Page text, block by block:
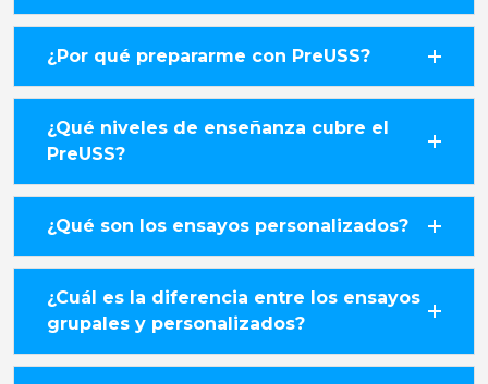
¿Por qué prepararme con PreUSS?
¿Qué niveles de enseñanza cubre el
PreUSS?
¿Qué son los ensayos personalizados?
¿Cuál es la diferencia entre los ensayos
grupales y personalizados?